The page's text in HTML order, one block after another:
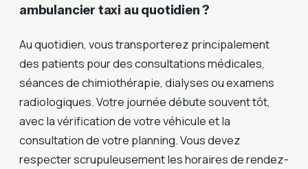
ambulancier taxi au quotidien ?
Au quotidien, vous transporterez principalement
des patients pour des consultations médicales,
séances de chimiothérapie, dialyses ou examens
radiologiques. Votre journée débute souvent tôt,
avec la vérification de votre véhicule et la
consultation de votre planning. Vous devez
respecter scrupuleusement les horaires de rendez-